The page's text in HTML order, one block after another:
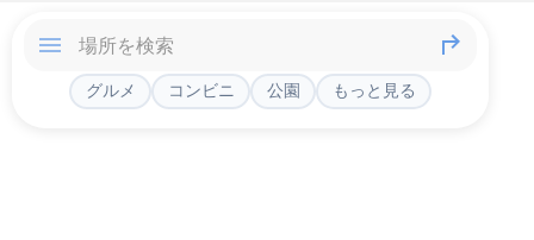
グルメ コンビニ 公園 もっと見る